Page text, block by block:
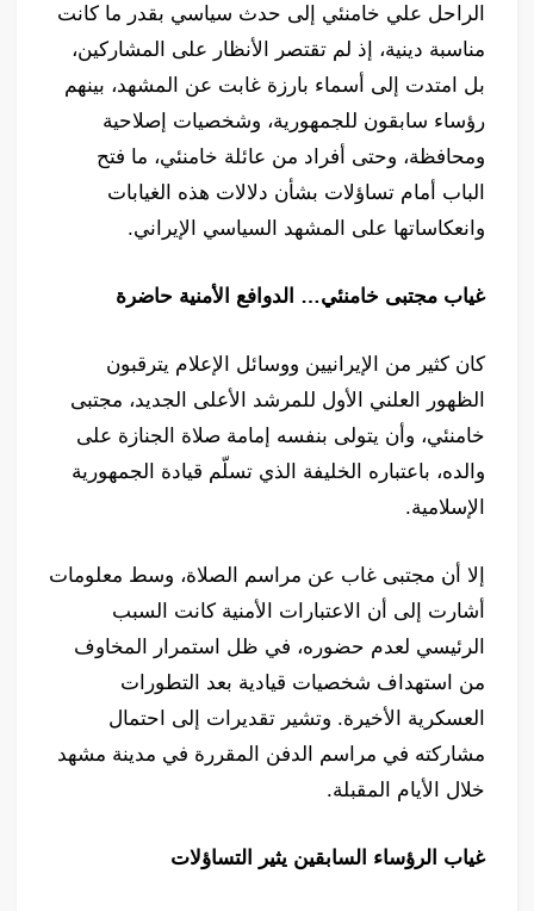
الراحل علي خامنئي إلى حدث سياسي بقدر ما كانت
مناسبة دينية، إذ لم تقتصر الأنظار على المشاركين،
بل امتدت إلى أسماء بارزة غابت عن المشهد، بينهم
رؤساء سابقون للجمهورية، وشخصيات إصلاحية
ومحافظة، وحتى أفراد من عائلة خامنئي، ما فتح
الباب أمام تساؤلات بشأن دلالات هذه الغيابات
وانعكاساتها على المشهد السياسي الإيراني.
غياب مجتبى خامنئي… الدوافع الأمنية حاضرة
كان كثير من الإيرانيين ووسائل الإعلام يترقبون
الظهور العلني الأول للمرشد الأعلى الجديد، مجتبى
خامنئي، وأن يتولى بنفسه إمامة صلاة الجنازة على
والده، باعتباره الخليفة الذي تسلّم قيادة الجمهورية
الإسلامية.
إلا أن مجتبى غاب عن مراسم الصلاة، وسط معلومات
أشارت إلى أن الاعتبارات الأمنية كانت السبب
الرئيسي لعدم حضوره، في ظل استمرار المخاوف
من استهداف شخصيات قيادية بعد التطورات
العسكرية الأخيرة. وتشير تقديرات إلى احتمال
مشاركته في مراسم الدفن المقررة في مدينة مشهد
خلال الأيام المقبلة.
غياب الرؤساء السابقين يثير التساؤلات